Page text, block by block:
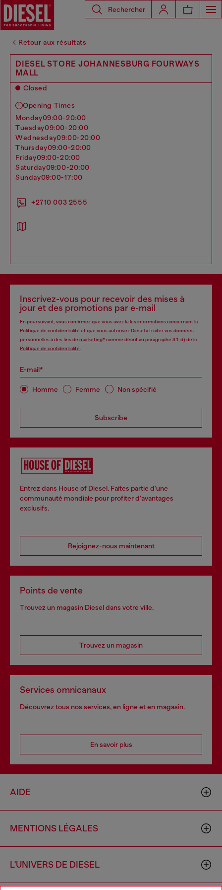
Rechercher
Retour aux résultats
DIESEL STORE JOHANNESBURG FOURWAYS
MALL
Closed
Opening Times
monday09:00-20:00
tuesday09:00-20:00
wednesday09:00-20:00
thursday09:00-20:00
friday09:00-20:00
saturday09:00-20:00
sunday09:00-17:00
+2710 003 2555
Inscrivez-vous pour recevoir des mises à
jour et des promotions par e-mail
En poursuivant, vous confirmez que vous avez lu les informations concernant la
Politique de confidentialité et que vous autorisez Diesel à traiter vos données
personnelles à des fins de marketing*comme décrit au paragraphe 3.1, d) de la
Politique de confidentialité
E-mail*
Homme Femme Non spécifié
Subscribe
Entrez dans House of Diesel. Faites partie d'une
communauté mondiale pour profiter d'avantages
exclusifs.
Rejoignez-nous maintenant
Points de vente
Trouvez un magasin Diesel dans votre ville.
Trouvez un magasin
Services omnicanaux
Découvrez tous nos services, en ligne et en magasin.
En savoir plus
AIDE
MENTIONS LÉGALES
L'UNIVERS DE DIESEL